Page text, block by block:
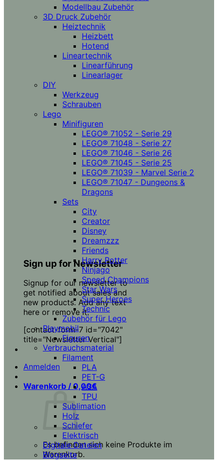
Sign up for Newsletter
Signup for our newsletter to
get notified about sales and
new products. Add any text
here or remove it.
[contact-form-7 id="7042"
title="Newsletter Vertical"]
Anmelden
Warenkorb / 0,00€
Es befinden sich keine Produkte im
Warenkorb.
Modellbau Zubehör
3D Druck Zubehör
Heiztechnik
Heizbett
Hotend
Lineartechnik
Linearführung
Linearlager
DIY
Werkzeug
Schrauben
Lego
Minifiguren
LEGO® 71052 - Serie 29
LEGO® 71048 - Serie 27
LEGO® 71046 - Serie 26
LEGO® 71045 - Serie 25
LEGO® 71039 - Marvel Serie 2
LEGO® 71047 - Dungeons &
Dragons
Sets
City
Creator
Disney
Dreamzzz
Friends
Harry Potter
Ninjago
Speed Champions
Star Wars
Super Heroes
Technic
Zubehör für Lego
Playmobil
Figuren
Verbrauchsmaterial
Filament
PLA
PET-G
ASA
TPU
Sublimation
Holz
Schiefer
Elektrisch
Digitale Dateien
Blogseite